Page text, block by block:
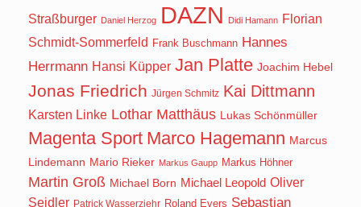
Straßburger Daniel Herzog DAZN Didi Hamann Florian
Schmidt-Sommerfeld Frank Buschmann Hannes
Herrmann Hansi Küpper Jan Platte Joachim Hebel
Jonas Friedrich Jürgen Schmitz Kai Dittmann
Karsten Linke Lothar Matthäus Lukas Schönmüller
Magenta Sport Marco Hagemann Marcus
Lindemann Mario Rieker Markus Gaupp Markus Höhner
Martin Groß Michael Born Michael Leopold Oliver
Seidler Patrick Wasserziehr Roland Evers Sebastian